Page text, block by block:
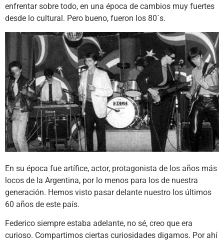
enfrentar sobre todo, en una época de cambios muy fuertes
desde lo cultural. Pero bueno, fueron los 80´s.
En su época fue artífice, actor, protagonista de los años más
locos de la Argentina, por lo menos para los de nuestra
generación. Hemos visto pasar delante nuestro los últimos
60 años de este país.
Federico siempre estaba adelante, no sé, creo que era
curioso. Compartimos ciertas curiosidades digamos. Por ahí